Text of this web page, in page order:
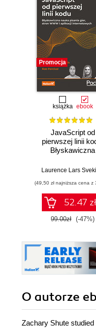
Promocja
książka ebook
JavaScript od
pierwszej linii
Błyskawiczna
stron WWW i
internetowych
(49,50 zł najniższa cena z
52.47 zł
99.00zł (-47%)
O autorze
Zachary Shute